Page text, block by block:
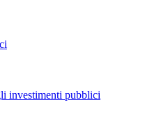
investimenti pubblici